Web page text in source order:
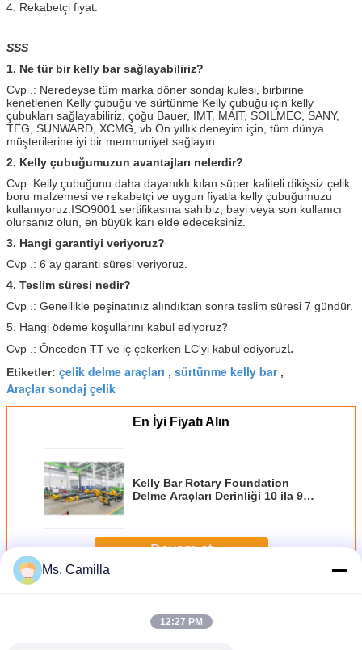
4. Rekabetçi fiyat.
SSS
1. Ne tür bir kelly bar sağlayabiliriz?
Cvp .: Neredeyse tüm marka döner sondaj kulesi, birbirine
kenetlenen Kelly çubuğu ve sürtünme Kelly çubuğu için kelly
çubukları sağlayabiliriz, çoğu Bauer, IMT, MAIT, SOILMEC, SANY,
TEG, SUNWARD, XCMG, vb.On yıllık deneyim için, tüm dünya
müşterilerine iyi bir memnuniyet sağlayın.
2. Kelly çubuğumuzun avantajları nelerdir?
Cvp: Kelly çubuğunu daha dayanıklı kılan süper kaliteli dikişsiz çelik
boru malzemesi ve rekabetçi ve uygun fiyatla kelly çubuğumuzu
kullanıyoruz.ISO9001 sertifikasına sahibiz, bayi veya son kullanıcı
olursanız olun, en büyük karı elde edeceksiniz.
3. Hangi garantiyi veriyoruz?
Cvp .: 6 ay garanti süresi veriyoruz.
4. Teslim süresi nedir?
Cvp .: Genellikle peşinatınız alındıktan sonra teslim süresi 7 gündür.
5. Hangi ödeme koşullarını kabul ediyoruz?
Cvp .: Önceden TT ve iç çekerken LC'yi kabul ediyoruzt.
Etiketler: çelik delme araçları , sürtünme kelly bar,
Araçlar sondaj çelik
En İyi Fiyatı Alın
Kelly Bar Rotary Foundation
Delme Araçları Derinliği 10 ila 94
Devam et
DahaVakfı Delme araçları
Ms. Camilla
12:27 PM